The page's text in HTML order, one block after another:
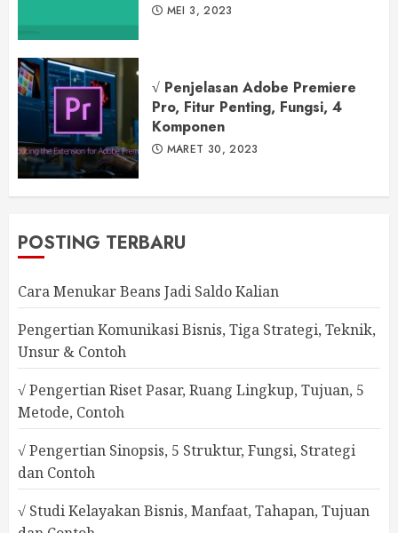
MEI 3, 2023
√ Penjelasan Adobe Premiere
Pro, Fitur Penting, Fungsi, 4
Komponen
MARET 30, 2023
POSTING TERBARU
Cara Menukar Beans Jadi Saldo Kalian
Pengertian Komunikasi Bisnis, Tiga Strategi, Teknik,
Unsur & Contoh
√ Pengertian Riset Pasar, Ruang Lingkup, Tujuan, 5
Metode, Contoh
√ Pengertian Sinopsis, 5 Struktur, Fungsi, Strategi
dan Contoh
√ Studi Kelayakan Bisnis, Manfaat, Tahapan, Tujuan